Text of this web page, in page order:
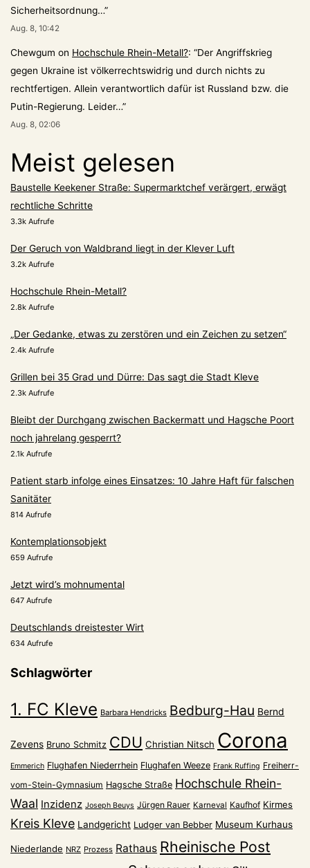
Sicherheitsordnung…”
Aug. 8, 10:42
Chewgum on Hochschule Rhein-Metall?: “Der Angriffskrieg
gegen Ukraine ist völkerrechtswidrig und durch nichts zu
rechtfertigen. Allein verantwortlich dafür ist Russland bzw. die
Putin-Regierung. Leider…”
Aug. 8, 02:06
Meist gelesen
Baustelle Keekener Straße: Supermarktchef verärgert, erwägt
rechtliche Schritte
3.3k Aufrufe
Der Geruch von Waldbrand liegt in der Klever Luft
3.2k Aufrufe
Hochschule Rhein-Metall?
2.8k Aufrufe
„Der Gedanke, etwas zu zerstören und ein Zeichen zu setzen“
2.4k Aufrufe
Grillen bei 35 Grad und Dürre: Das sagt die Stadt Kleve
2.3k Aufrufe
Bleibt der Durchgang zwischen Backermatt und Hagsche Poort
noch jahrelang gesperrt?
2.1k Aufrufe
Patient starb infolge eines Einsatzes: 10 Jahre Haft für falschen
Sanitäter
814 Aufrufe
Kontemplationsobjekt
659 Aufrufe
Jetzt wird’s mohnumental
647 Aufrufe
Deutschlands dreistester Wirt
634 Aufrufe
Schlagwörter
1. FC Kleve Barbara Hendricks Bedburg-Hau Bernd
Zevens Bruno Schmitz CDU Christian Nitsch Corona
Emmerich Flughafen Niederrhein Flughafen Weeze Frank Ruffing Freiherr-
vom-Stein-Gymnasium Hagsche Straße Hochschule Rhein-
Waal Inzidenz Joseph Beuys Jürgen Rauer Karneval Kaufhof Kirmes
Kreis Kleve Landgericht Ludger van Bebber Museum Kurhaus
Niederlande NRZ Prozess Rathaus Rheinische Post